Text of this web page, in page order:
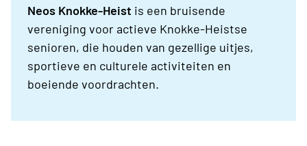
Neos Knokke-Heist is een bruisende
vereniging voor actieve Knokke-Heistse
senioren, die houden van gezellige uitjes,
sportieve en culturele activiteiten en
boeiende voordrachten.